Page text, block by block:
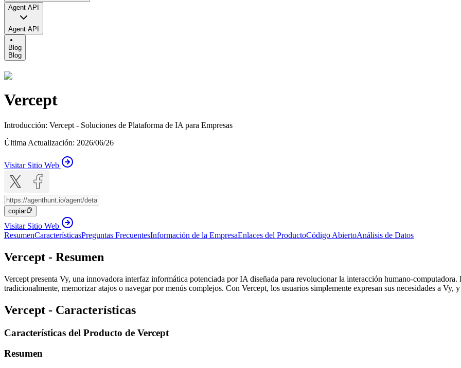
Agent API
Agent API
Blog
Blog
Vercept
Introducción: Vercept - Soluciones de Plataforma de IA para Empresas
Última Actualización: 2026/06/26
Visitar Sitio Web
copiar
Visitar Sitio Web
ResumenCaracterísticasPreguntas FrecuentesInformación de la EmpresaEnlaces del ProductoCódigo AbiertoAnálisis de Datos
Vercept - Resumen
Vercept presenta Vy, una innovadora interfaz informática potenciada por IA diseñada para revolucionar la interacción humano-
tradicionalmente, memorizar atajos o navegar por menús complejos. Con Vercept, los usuarios simplemente expresan sus necesidades a Vy,
Vercept - Características
Características del Producto de Vercept
Resumen